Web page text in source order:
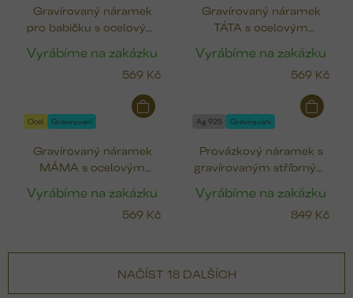
Gravírovaný náramek
pro babičku s ocelovým
Vyrábíme na zakázku
569 Kč
Gravírovaný náramek
TÁTA s ocelovým
Vyrábíme na zakázku
569 Kč
Ocel Gravírování
Gravírovaný náramek
MÁMA s ocelovým
Vyrábíme na zakázku
569 Kč
Ag 925 Gravírování
Provázkový náramek s
gravírovaným stříbrným
Vyrábíme na zakázku
849 Kč
NAČÍST 18 DALŠÍCH